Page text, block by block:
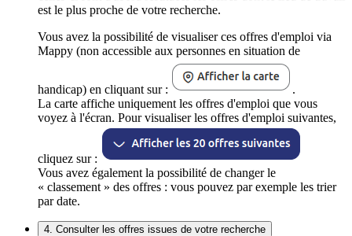
est le plus proche de votre recherche.
Vous avez la possibilité de visualiser ces offres d'emploi via
Mappy (non accessible aux personnes en situation de
handicap) en cliquant sur :
.
La carte affiche uniquement les offres d'emploi que vous
voyez à l'écran. Pour visualiser les offres d'emploi suivantes,
cliquez sur :
Vous avez également la possibilité de changer le
« classement » des offres : vous pouvez par exemple les trier
par date.
4. Consulter les offres issues de votre recherche